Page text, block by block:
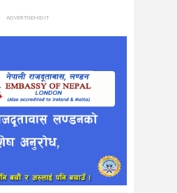
ADVERTISEMENT